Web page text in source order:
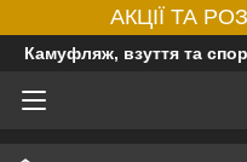
АКЦІЇ ТА
Камуфляж, взуття та